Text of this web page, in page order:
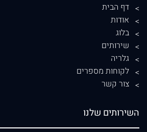
דף הבית
אודות
בלוג
שירותים
גלריה
לקוחות מספרים
צור קשר
השירותים שלנו